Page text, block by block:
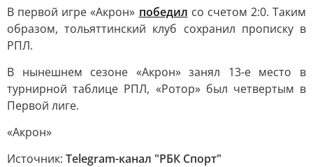
В первой игре «Акрон» победил со счетом 2:0. Таким
образом, тольяттинский клуб сохранил прописку в
РПЛ.
В нынешнем сезоне «Акрон» занял 13-е место в
турнирной таблице РПЛ, «Ротор» был четвертым в
Первой лиге.
«Акрон»
Источник: Telegram-канал "РБК Спорт"